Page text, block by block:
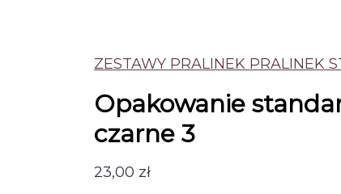
ZESTAWY PRALINEK PRALINEK
Opakowanie
czarne 3
23,00 zł